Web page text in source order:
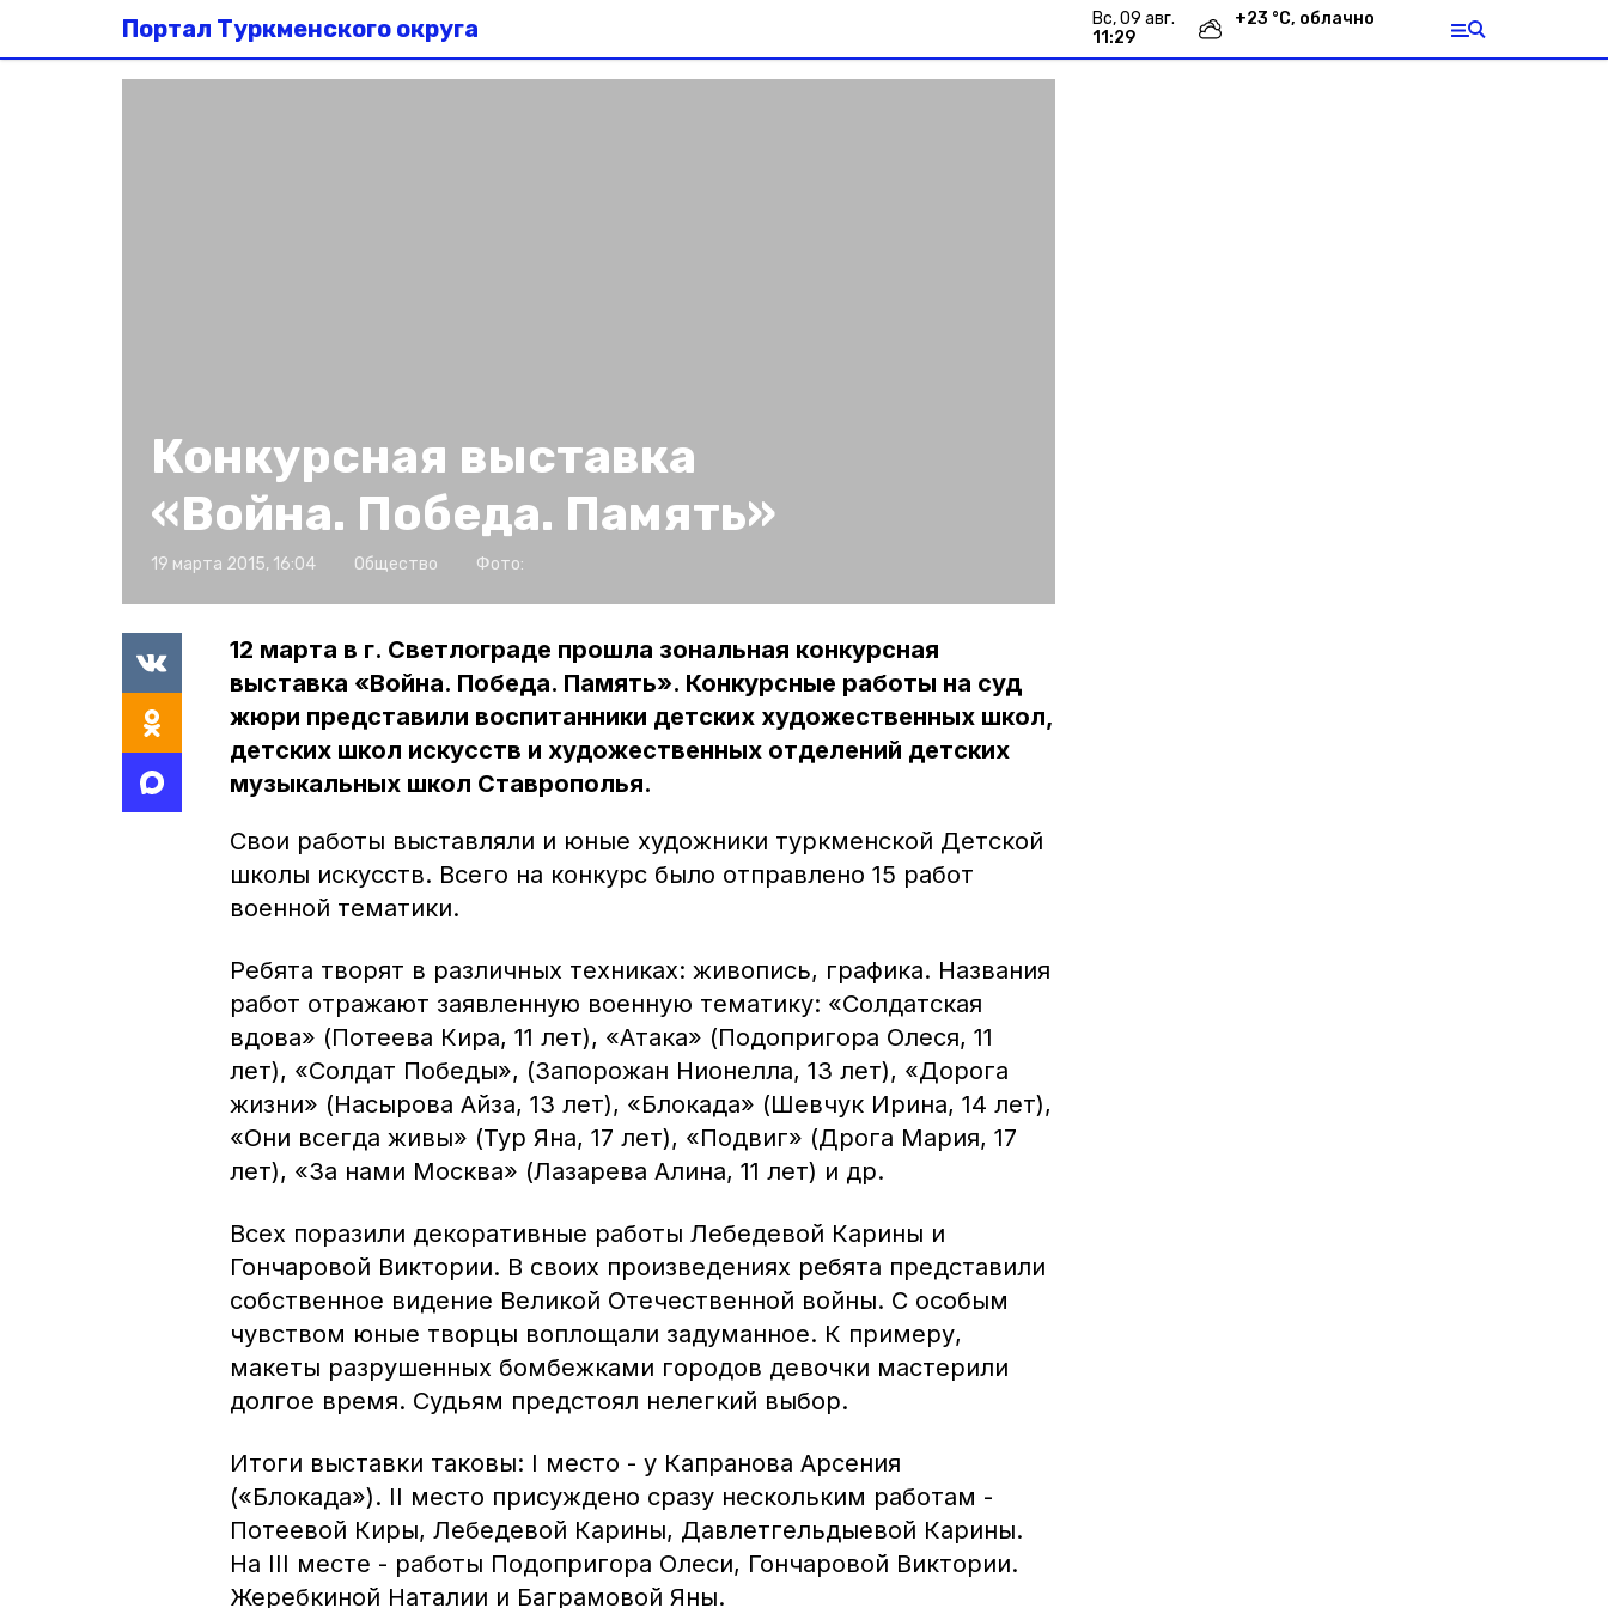
Портал Туркменского округа
вс, 09 авг.
11:29
+23 °С, облачно
Конкурсная выставка
«Война. Победа. Память»
19 марта 2015, 16:04 Общество Фото:
12 марта в г. Светлограде прошла зональная конкурсная
выставка «Война. Победа. Память». Конкурсные работы на суд
жюри представили воспитанники детских художественных школ,
детских школ искусств и художественных отделений детских
музыкальных школ Ставрополья.
Свои работы выставляли и юные художники туркменской Детской
школы искусств. Всего на конкурс было отправлено 15 работ
военной тематики.
Ребята творят в различных техниках: живопись, графика. Названия
работ отражают заявленную военную тематику: «Солдатская
вдова» (Потеева Кира, 11 лет), «Атака» (Подопригора Олеся, 11
лет), «Солдат Победы», (Запорожан Нионелла, 13 лет), «Дорога
жизни» (Насырова Айза, 13 лет), «Блокада» (Шевчук Ирина, 14 лет),
«Они всегда живы» (Тур Яна, 17 лет), «Подвиг» (Дрога Мария, 17
лет), «За нами Москва» (Лазарева Алина, 11 лет) и др.
Всех поразили декоративные работы Лебедевой Карины и
Гончаровой Виктории. В своих произведениях ребята представили
собственное видение Великой Отечественной войны. С особым
чувством юные творцы воплощали задуманное. К примеру,
макеты разрушенных бомбежками городов девочки мастерили
долгое время. Судьям предстоял нелегкий выбор.
Итоги выставки таковы: I место - у Капранова Арсения
(«Блокада»). II место присуждено сразу нескольким работам -
Потеевой Киры, Лебедевой Карины, Давлетгельдыевой Карины.
На III месте - работы Подопригора Олеси, Гончаровой Виктории.
Жеребкиной Наталии и Баграмовой Яны.